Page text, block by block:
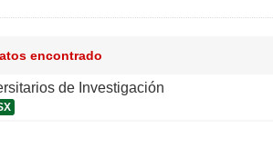
encontrado
de Investigación